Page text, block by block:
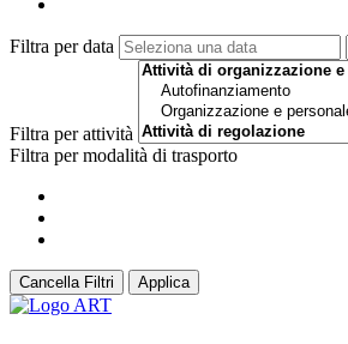
Filtra per data
Filtra per attività
Filtra per modalità di trasporto
Cancella Filtri Applica